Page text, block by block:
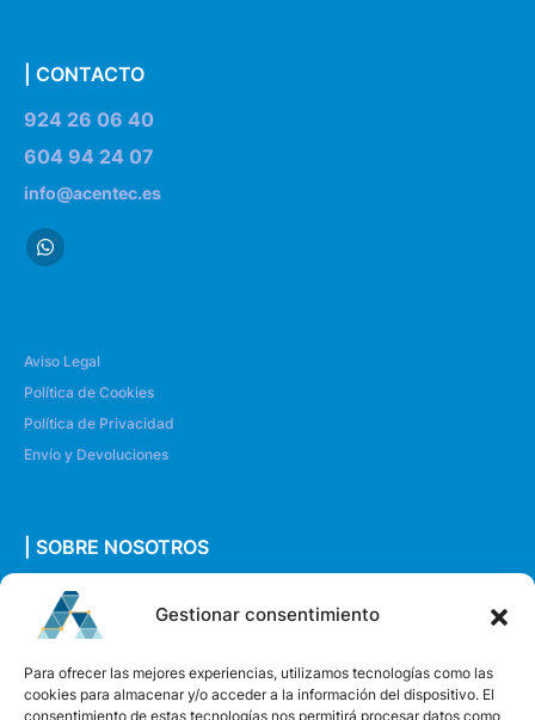
Gestionar consentimiento
Para ofrecer las mejores experiencias, utilizamos tecnologías como las
cookies para almacenar y/o acceder a la información del dispositivo. El
consentimiento de estas tecnologías nos permitirá procesar datos como
| CONTACTO
924 26 06 40
604 94 24 07
info@acentec.es
Aviso Legal
Política de Cookies
Política de Privacidad
Envío y Devoluciones
| SOBRE NOSOTROS
Quiénes somos
Envíanos un mensaje